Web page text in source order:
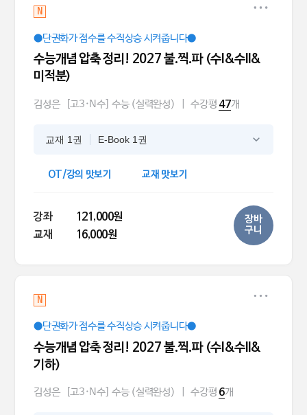
N
●단권화가 점수를 수직상승 시켜줍니다●
수능개념 압축 정리! 2027 불.찍.파 (수I&수II&
미적분)
김성은 [고3·N수] 수능 (실력완성) 수강평 47개
교재 1권 E-Book 1권
OT/강의 맛보기 교재 맛보기
강좌
121,000원
교재
16,000원
장바
구니
N
●단권화가 점수를 수직상승 시켜줍니다●
수능개념 압축 정리! 2027 불.찍.파 (수I&수II&
기하)
김성은 [고3·N수] 수능 (실력완성) 수강평 6개